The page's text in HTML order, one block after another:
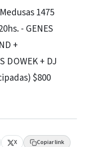
1475
- GENES
+
DOWEK + DJ
$800
X Copiar link